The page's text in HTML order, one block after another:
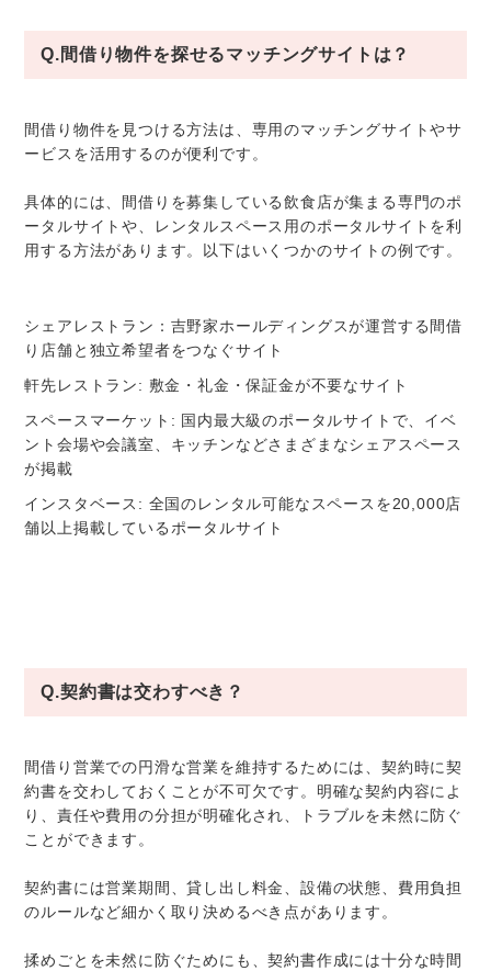
Q.間借り物件を探せるマッチングサイトは？
間借り物件を見つける方法は、専用のマッチングサイトやサ
ービスを活用するのが便利です。
具体的には、間借りを募集している飲食店が集まる専門のポ
ータルサイトや、レンタルスペース用のポータルサイトを利
用する方法があります。以下はいくつかのサイトの例です。
シェアレストラン：吉野家ホールディングスが運営する間借
り店舗と独立希望者をつなぐサイト
軒先レストラン: 敷金・礼金・保証金が不要なサイト
スペースマーケット: 国内最大級のポータルサイトで、イベ
ント会場や会議室、キッチンなどさまざまなシェアスペース
が掲載
インスタベース: 全国のレンタル可能なスペースを20,000店
舗以上掲載しているポータルサイト
Q.契約書は交わすべき？
間借り営業での円滑な営業を維持するためには、契約時に契
約書を交わしておくことが不可欠です。明確な契約内容によ
り、責任や費用の分担が明確化され、トラブルを未然に防ぐ
ことができます。
契約書には営業期間、貸し出し料金、設備の状態、費用負担
のルールなど細かく取り決めるべき点があります。
揉めごとを未然に防ぐためにも、契約書作成には十分な時間